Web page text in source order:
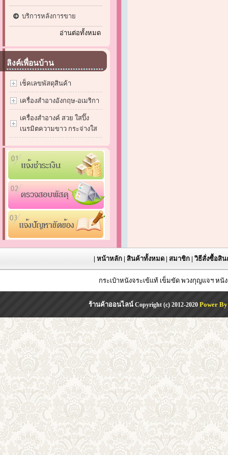
บริการหลังการขาย
อ่านต่อทั้งหมด
ลิงค์เพื่อนบ้าน
เช็คเลขพัสดุสินค้า
เครื่องสำอางอังกฤษ-อเมริกา
เครื่องสำอางค์ สวย ใสปิ๊ง
เนรมิตความขาว กระจ่างใส
|หน้าหลัก |สินค้าทั้งหมด |สมาชิก |วิธีสั่งซื้อสิ
กระเป๋าหนังจระเข้แท้ เข็มขัด พวงกุญแจฯ หนัง
ร้านค้าออนไลน์ Copyright (c) 2012-2020Power